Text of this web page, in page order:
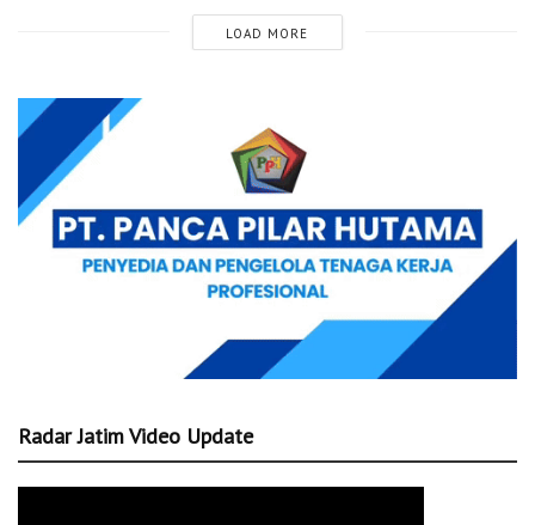
LOAD MORE
Radar Jatim Video Update